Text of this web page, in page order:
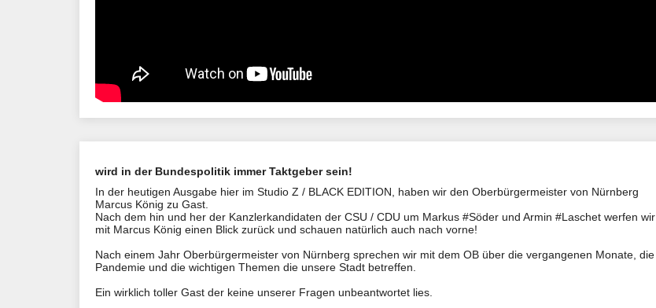
wird in der Bundespolitik immer Taktgeber sein!
In der heutigen Ausgabe hier im Studio Z / BLACK EDITION, haben wir den Oberbürgermeister von Nürnberg
Marcus König zu Gast.
Nach dem hin und her der Kanzlerkandidaten der CSU / CDU um Markus #Söder und Armin #Laschet werfen wir
mit Marcus König einen Blick zurück und schauen natürlich auch nach vorne!
Nach einem Jahr Oberbürgermeister von Nürnberg sprechen wir mit dem OB über die vergangenen Monate, die
Pandemie und die wichtigen Themen die unsere Stadt betreffen.
Ein wirklich toller Gast der keine unserer Fragen unbeantwortet lies.